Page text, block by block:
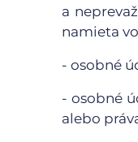
a
namieta
- osobné
- osobné
alebo